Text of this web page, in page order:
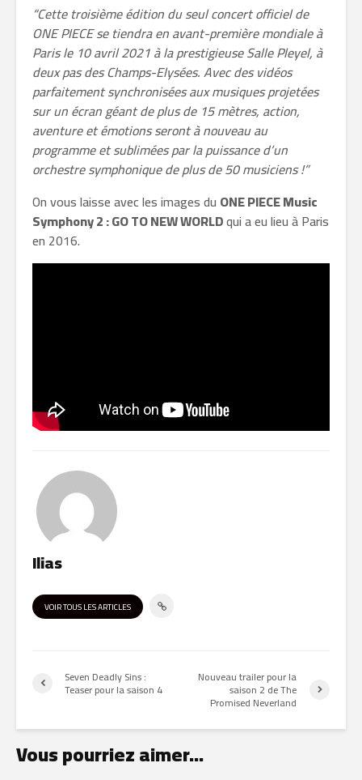
“Cette troisième édition du seul concert officiel de
ONE PIECE se tiendra en avant-première mondiale à
Paris le 10 avril 2021 à la prestigieuse Salle Pleyel, à
deux pas des Champs-Elysées. Avec des vidéos
parfaitement synchronisées aux musiques projetées
sur un écran géant de plus de 15 mètres, action,
aventure et émotions seront à nouveau au
programme et sublimées par la puissance d’un
orchestre symphonique de plus de 50 musiciens !”
On vous laisse avec les images du ONE PIECE Music
Symphony 2 : GO TO NEW WORLDqui a eu lieu à Paris
en 2016.
Ilias
VOIR TOUS LES ARTICLES
Seven Deadly Sins :
Teaser pour la saison 4
Nouveau trailer pour la
saison 2 de The
Promised Neverland
Vous pourriez aimer...